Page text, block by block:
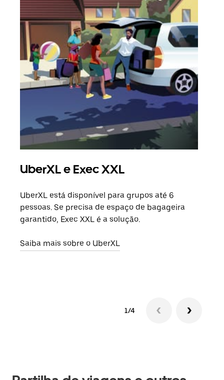
UberXL e Exec XXL
UberXL está disponível para grupos até 6
pessoas. Se precisa de espaço de bagageira
garantido, Exec XXL é a solução.
Saiba mais sobre o UberXL
1/4